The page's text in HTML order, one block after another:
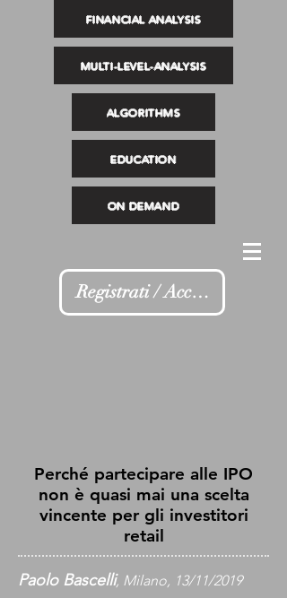
FINANCIAL ANALYSIS
MULTI-LEVEL-ANALYSIS
ALGORITHMS
EDUCATION
ON DEMAND
Registrati / Accedi
Perché partecipare alle IPO
non è quasi mai una scelta
vincente per gli investitori
retail
Paolo Bascelli, Milano, 13/11/2019